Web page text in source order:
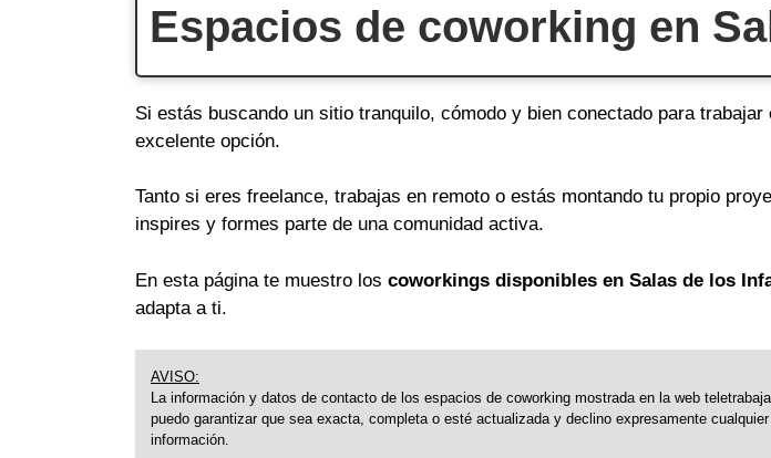
Espacios de coworking en
Si estás buscando un sitio tranquilo, cómodo y bien conectado para
excelente opción.
Tanto si eres freelance, trabajas en remoto o estás montando tu propio
inspires y formes parte de una comunidad activa.
En esta página te muestro los coworkings disponibles en Salas de los
adapta a ti.
AVISO:
La información y datos de contacto de los espacios de coworking mostrada en la web
puedo garantizar que sea exacta, completa o esté actualizada y declino expresamente
información.